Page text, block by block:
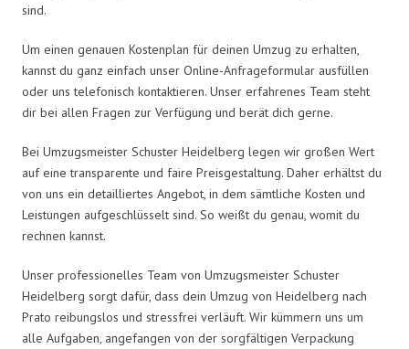
sind.
Um einen genauen Kostenplan für deinen Umzug zu erhalten,
kannst du ganz einfach unser Online-Anfrageformular ausfüllen
oder uns telefonisch kontaktieren. Unser erfahrenes Team steht
dir bei allen Fragen zur Verfügung und berät dich gerne.
Bei Umzugsmeister Schuster Heidelberg legen wir großen Wert
auf eine transparente und faire Preisgestaltung. Daher erhältst du
von uns ein detailliertes Angebot, in dem sämtliche Kosten und
Leistungen aufgeschlüsselt sind. So weißt du genau, womit du
rechnen kannst.
Unser professionelles Team von Umzugsmeister Schuster
Heidelberg sorgt dafür, dass dein Umzug von Heidelberg nach
Prato reibungslos und stressfrei verläuft. Wir kümmern uns um
alle Aufgaben, angefangen von der sorgfältigen Verpackung